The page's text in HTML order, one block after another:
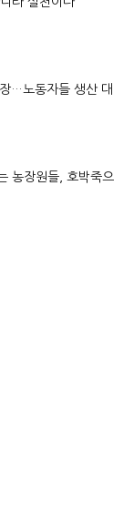
…노동자들 생산 대
농장원들, 호박죽으